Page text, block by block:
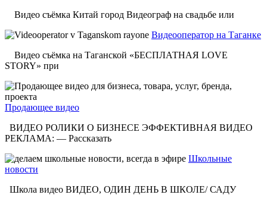
Видео съёмка Китай город Видеограф на свадьбе или
Видеооператор на Таганке
Видео съёмка на Таганской «БЕСПЛАТНАЯ LOVE
STORY» при
Продающее видео
ВИДЕО РОЛИКИ О БИЗНЕСЕ ЭФФЕКТИВНАЯ ВИДЕО
РЕКЛАМА: — Рассказать
Школьные
новости
Школа видео ВИДЕО, ОДИН ДЕНЬ В ШКОЛЕ/ САДУ